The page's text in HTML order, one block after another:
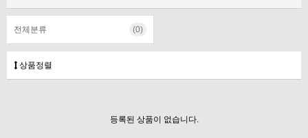
전체분류 (0)
상품정렬
등록된 상품이 없습니다.